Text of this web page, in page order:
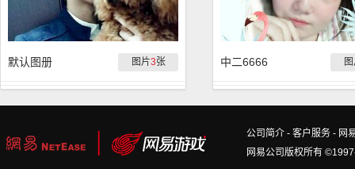
图片3张
默认图册 中二6666
公司简介 - 客户服务 - 网
网易公司版权所有